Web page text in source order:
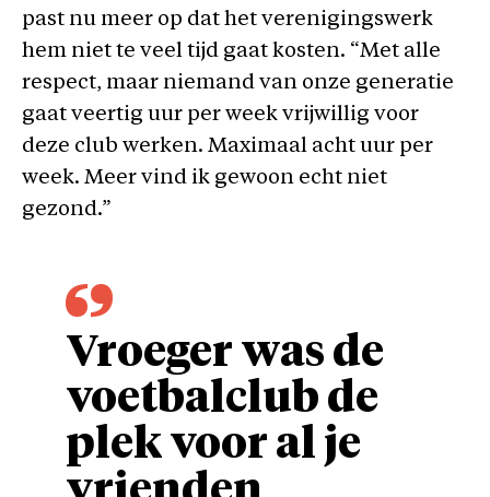
past nu meer op dat het verenigingswerk
hem niet te veel tijd gaat kosten. “Met alle
respect, maar niemand van onze generatie
gaat veertig uur per week vrijwillig voor
deze club werken. Maximaal acht uur per
week. Meer vind ik gewoon echt niet
gezond.”
Vroeger was de
voetbalclub de
plek voor al je